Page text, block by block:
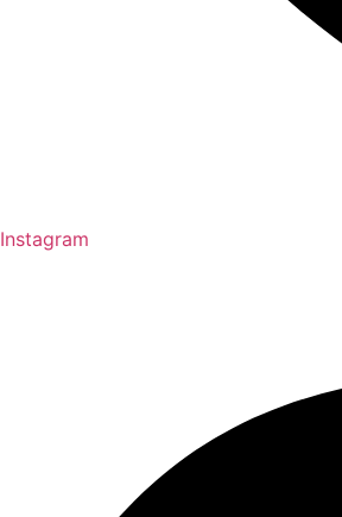
Instagram